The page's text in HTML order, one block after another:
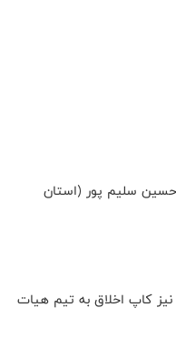
‌حسین سلیم پور (استان
نیز کاپ اخلاق به تیم هیات